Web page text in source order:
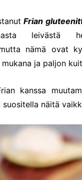
Frian
leivästä
nämä ovat
ja paljon
kanssa
näitä